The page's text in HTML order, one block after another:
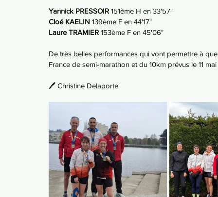
Yannick PRESSOIR 151ème H en 33'57"
Cloé KAELIN 139ème F en 44'17"
Laure TRAMIER 153ème F en 45'06"
De très belles performances qui vont permettre à
France de semi-marathon et du 10km prévus le 11
🖊️ Christine Delaporte